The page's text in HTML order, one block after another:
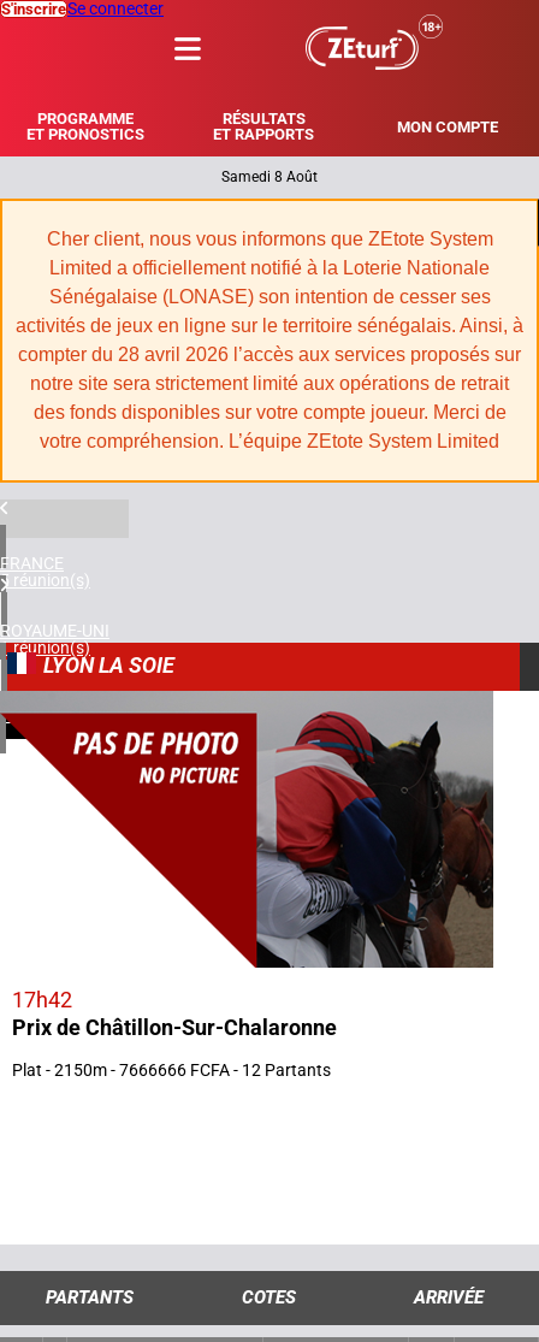
PROGRAMME
ET PRONOSTICS
RÉSULTATS
ET RAPPORTS
MON COMPTE
S'inscrireSe connecter
Samedi 8 Août
Cher client, nous vous informons que ZEtote System
Limited a officiellement notifié à la Loterie Nationale
Sénégalaise (LONASE) son intention de cesser ses
activités de jeux en ligne sur le territoire sénégalais. Ainsi, à
compter du 28 avril 2026 l’accès aux services proposés sur
notre site sera strictement limité aux opérations de retrait
des fonds disponibles sur votre compte joueur. Merci de
votre compréhension. L’équipe ZEtote System Limited
FRANCE
5 réunion(s)
ROYAUME-UNI
1 réunion(s)
1 réunion(s)
LYON LA SOIE
2
21/01/2026
17h42
Prix de Châtillon-Sur-Chalaronne
Plat - 2150m - 7666666 FCFA - 12 Partants
PARTANTS COTES ARRIVÉE